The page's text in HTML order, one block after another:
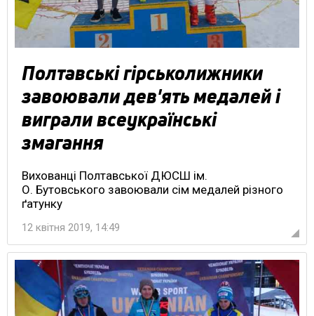
Полтавські гірськолижники
завоювали дев'ять медалей і
виграли всеукраїнські
змагання
Вихованці Полтавської ДЮСШ ім.
О. Бутовського завоювали сім медалей різного
ґатунку
12 квітня 2019, 14:49